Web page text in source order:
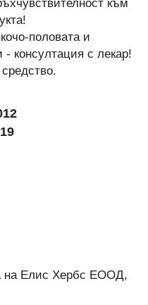
към
половата и
консултация с лекар!
на Елис Хербс ЕООД,